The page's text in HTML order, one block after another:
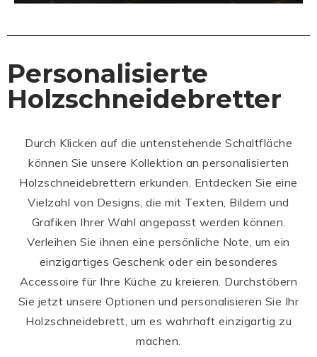
Personalisierte
Holzschneidebretter
Durch Klicken auf die untenstehende Schaltfläche
können Sie unsere Kollektion an personalisierten
Holzschneidebrettern erkunden. Entdecken Sie eine
Vielzahl von Designs, die mit Texten, Bildern und
Grafiken Ihrer Wahl angepasst werden können.
Verleihen Sie ihnen eine persönliche Note, um ein
einzigartiges Geschenk oder ein besonderes
Accessoire für Ihre Küche zu kreieren. Durchstöbern
Sie jetzt unsere Optionen und personalisieren Sie Ihr
Holzschneidebrett, um es wahrhaft einzigartig zu
machen.